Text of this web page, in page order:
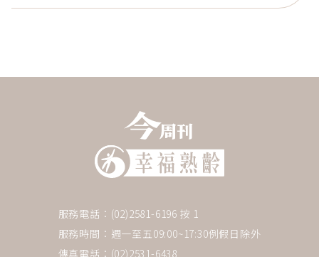
服務電話：(02)2581-6196 按 1
服務時間：週一至五09:00~17:30例假日除外
傳真電話：(02)2531-6438